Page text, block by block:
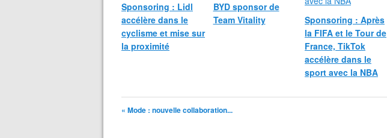
Sponsoring : Lidl
accélère dans le
cyclisme et mise sur
la proximité
BYD sponsor de
Team Vitality
Sponsoring : Après
la FIFA et le Tour de
France, TikTok
accélère dans le
sport avec la NBA
« Mode : nouvelle collaboration...